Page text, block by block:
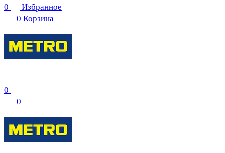
0
Избранное
0 Корзина
0
0